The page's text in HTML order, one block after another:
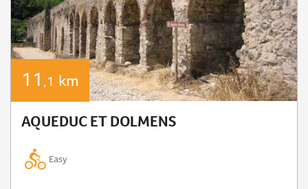
11 ,1 km
AQUEDUC ET DOLMENS
Easy